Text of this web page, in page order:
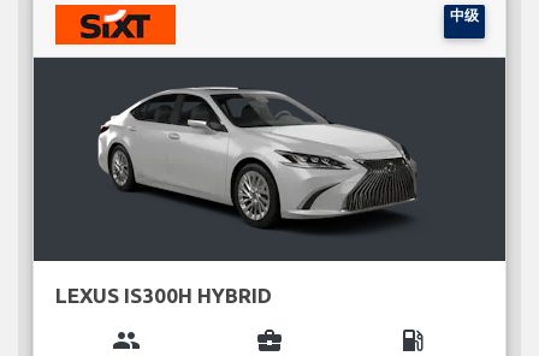
中级
LEXUS IS300H HYBRID
group business_center local_gas_station